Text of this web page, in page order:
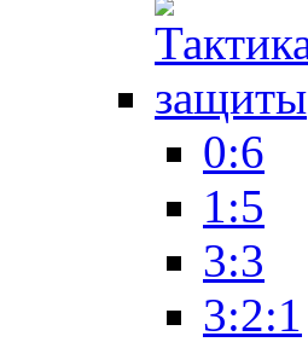
0:6
1:5
3:3
3:2:1